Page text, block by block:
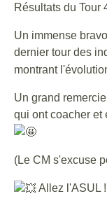
Résultats du Tour
Un immense
dernier tour des
montrant
Un grand
qui ont coacher et
(Le CM s'excuse
Allez l'ASUL !